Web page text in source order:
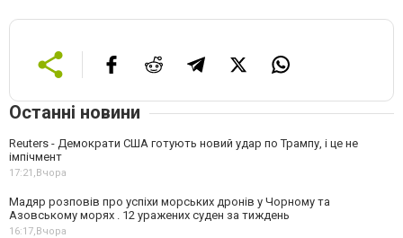
Останні новини
Reuters - Демократи США готують новий удар по Трампу, і це не
імпічмент
17:21,Вчора
Мадяр розповів про успіхи морських дронів у Чорному та
Азовському морях . 12 уражених суден за тиждень
16:17,Вчора